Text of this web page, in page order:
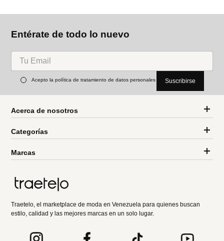
Entérate de todo lo nuevo
Acepto la política de tratamiento de datos personales Suscribirse
Acerca de nosotros
Categorías
Marcas
Traetelo, el marketplace de moda en Venezuela para quienes buscan
estilo, calidad y las mejores marcas en un solo lugar.